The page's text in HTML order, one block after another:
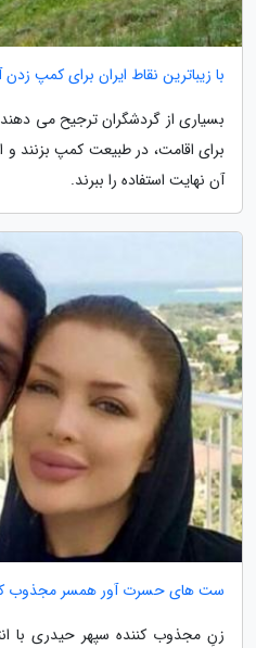
با زیباترین نقاط ایران برای کمپ زدن
بسیاری از گردشگران ترجیح می
برای اقامت، در طبیعت کمپ بزنند
آن نهایت استفاده را ببرند.
ست های حسرت آور همسر مجذوب
زنِ مجذوب کننده سپهر حیدری با